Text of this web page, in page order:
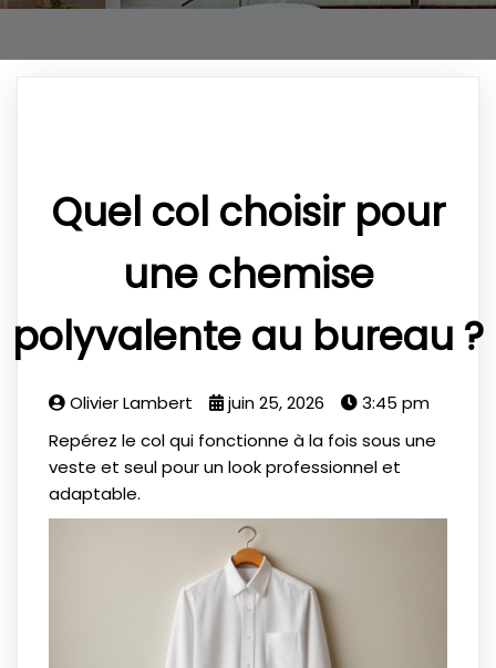
Quel col choisir pour
une chemise
polyvalente au bureau ?
Olivier Lambert juin 25, 2026
3:45 pm
Repérez le col qui fonctionne à la fois sous une
veste et seul pour un look professionnel et
adaptable.